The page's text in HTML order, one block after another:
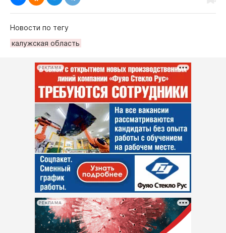
Новости по тегу
калужская область
РЕКЛАМА
РЕКЛАМА